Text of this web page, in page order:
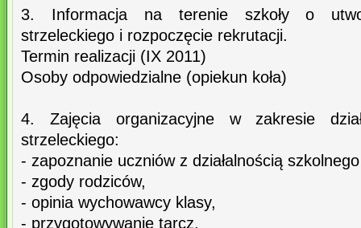
3. Informacja na terenie szkoły o
strzeleckiego i rozpoczęcie rekrutacji.
Termin realizacji (IX 2011)
Osoby odpowiedzialne (opiekun koła)
4. Zajęcia organizacyjne w zakresie
strzeleckiego:
- zapoznanie uczniów z działalnością
- zgody rodziców,
- opinia wychowawcy klasy,
- przygotowywanie tarcz.